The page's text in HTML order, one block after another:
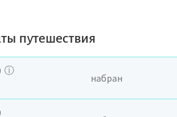
путешествия
ⓘ
набран